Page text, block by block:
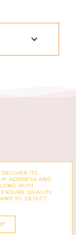
ITS
ADDRESS AND
WITH
QUALITY
TO DETECT